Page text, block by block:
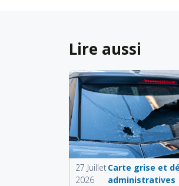
Lire aussi
27 Juillet
2026
Carte grise et
administratives